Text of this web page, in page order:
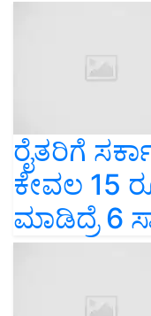
ರೈತರಿಗೆ
ಕೇವಲ 15
ಮಾಡಿದ್ರೆ 6